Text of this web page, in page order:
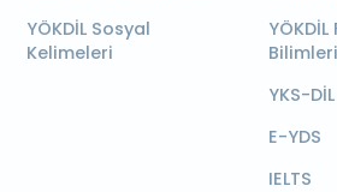
YÖKDİL Sosyal
Kelimeleri
YÖKDİL
Bilimleri
YKS-DİL
E-YDS
IELTS